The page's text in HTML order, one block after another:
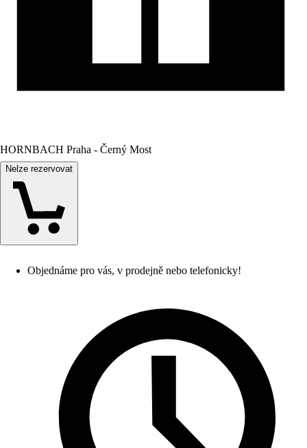
HORNBACH Praha - Černý Most
Nelze rezervovat
Objednáme pro vás, v prodejně nebo telefonicky!